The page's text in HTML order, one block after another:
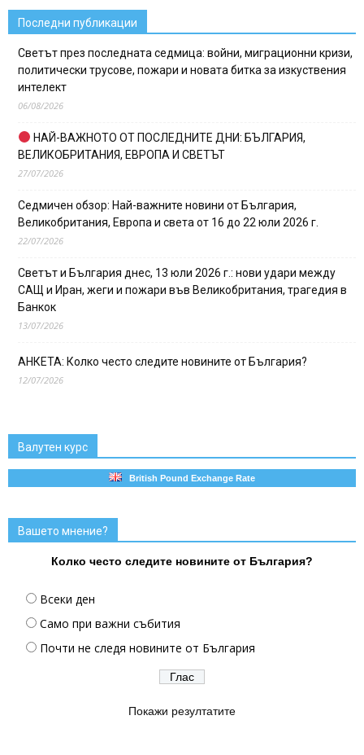
Последни публикации
Светът през последната седмица: войни, миграционни кризи,
политически трусове, пожари и новата битка за изкуствения
интелект
06/08/2026
НАЙ-ВАЖНОТО ОТ ПОСЛЕДНИТЕ ДНИ: БЪЛГАРИЯ,
ВЕЛИКОБРИТАНИЯ, ЕВРОПА И СВЕТЪТ
27/07/2026
Седмичен обзор: Най-важните новини от България,
Великобритания, Европа и света от 16 до 22 юли 2026 г.
22/07/2026
Светът и България днес, 13 юли 2026 г.: нови удари между
САЩ и Иран, жеги и пожари във Великобритания, трагедия в
Банкок
13/07/2026
АНКЕТА: Колко често следите новините от България?
12/07/2026
Валутен курс
British Pound Exchange Rate
Вашето мнение?
Колко често следите новините от България?
Всеки ден
Само при важни събития
Почти не следя новините от България
Покажи резултатите